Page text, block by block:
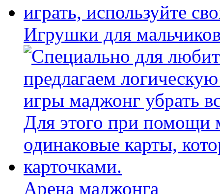
Игрушки для
Арена маджонга